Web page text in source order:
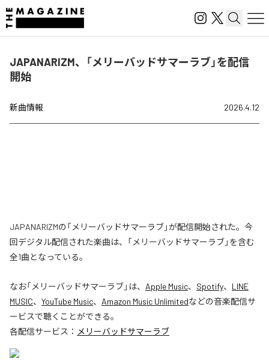
JAPANARIZM、「メリーバッドサマーラブ」を配信
開始
新曲情報 2026.4.12
JAPANARIZMの「メリーバッドサマーラブ」が配信開始された。今
回デジタル配信された楽曲は、「メリーバッドサマーラブ」を含む
全1曲となっている。
なお「メリーバッドサマーラブ」は、 Apple Music、 Spotify、 LINE
MUSIC、 YouTube Music、 Amazon Music Unlimitedなどの音楽配信サ
ービスで聴くことができる。
各配信サービス： メリーバッドサマーラブ